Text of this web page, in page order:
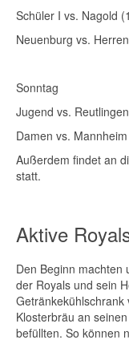
Schüler I vs. Nagold
Neuenburg vs.
Sonntag
Jugend vs.
Damen vs.
Außerdem findet an
statt.
Aktive
Den Beginn machten
der Royals und sein
Klosterbräu an
befüllten. So können